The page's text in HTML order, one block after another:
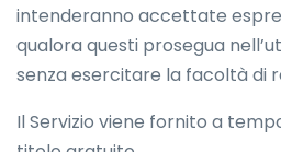
intenderanno accettate
qualora questi prosegua
senza esercitare la facoltà di
Il Servizio viene fornito a